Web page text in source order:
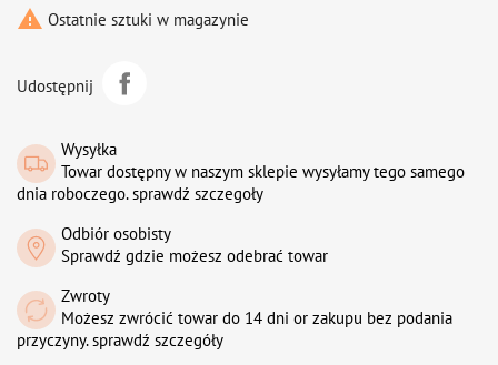
 Ostatnie sztuki w magazynie
Udostępnij
Wysyłka
Towar dostępny w naszym sklepie wysyłamy tego samego
dnia roboczego. sprawdź szczegoły
Odbiór osobisty
Sprawdź gdzie możesz odebrać towar
Zwroty
Możesz zwrócić towar do 14 dni or zakupu bez podania
przyczyny. sprawdź szczegóły